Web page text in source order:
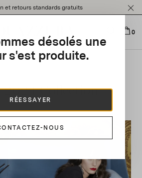
et retours standards gratuits
0
désolés une
s'est produite.
RÉESSAYER
NOUS
2024 Collection